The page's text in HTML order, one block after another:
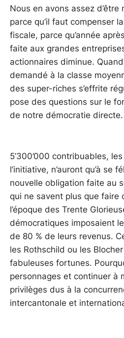
Nous en avons assez
parce qu’il faut compenser
fiscale, parce qu’année
faite aux grandes
actionnaires diminue.
demandé à la classe
des super-riches s’effrite
pose des questions sur le
de notre démocratie directe.
5’300’000 contribuables,
l’initiative, n’auront qu’à se
nouvelle obligation faite au
qui ne savent plus que faire
l’époque des Trente
démocratiques imposaient
de 80 % de leurs revenus.
les Rothschild ou les
fabuleuses fortunes.
personnages et continuer à
privilèges dus à la
intercantonale et